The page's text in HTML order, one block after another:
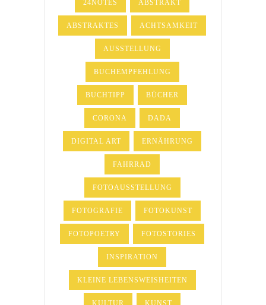
24NOTES ABSTRAKT
ABSTRAKTES ACHTSAMKEIT
AUSSTELLUNG
BUCHEMPFEHLUNG
BUCHTIPP BÜCHER
CORONA DADA
DIGITAL ART ERNÄHRUNG
FAHRRAD
FOTOAUSSTELLUNG
FOTOGRAFIE FOTOKUNST
FOTOPOETRY FOTOSTORIES
INSPIRATION
KLEINE LEBENSWEISHEITEN